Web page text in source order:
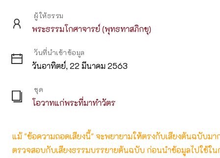
ผู้ให้ธรรม
พระธรรมโกศาจารย์ (พุทธทาสภิกขุ)
วันที่นำเข้าข้อมูล
วันอาทิตย์, 22 มีนาคม 2563
ชุด
โอวาทแก่พระที่มาทำวัตร
แม้ "ข้อความถอดเสียงนี้" จะพยายามให้ตรงกับเสียงต้นฉบับม
ตรวจสอบกับเสียงธรรมบรรยายต้นฉบับ ก่อนนำข้อมูลไปใช้ใน